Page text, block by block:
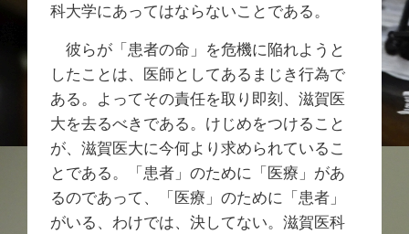
科大学にあってはならないことである。
彼らが「患者の命」を危機に陥れようと
したことは、医師としてあるまじき行為で
ある。よってその責任を取り即刻、滋賀医
大を去るべきである。けじめをつけること
が、滋賀医大に今何より求められているこ
とである。「患者」のために「医療」があ
るのであって、「医療」のために「患者」
がいる、わけでは、決してない。滋賀医科